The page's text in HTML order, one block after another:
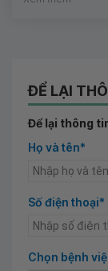
ĐỂ LẠI
Để lại thông
Họ và tên*
Số điện thoại*
Chọn bệnh